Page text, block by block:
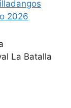
2026
La Batalla